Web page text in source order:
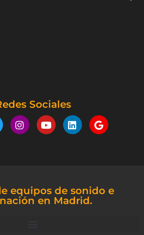
Sociales
equipos de sonido e
en Madrid.